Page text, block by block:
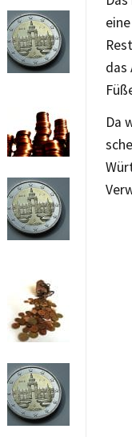
das
Da